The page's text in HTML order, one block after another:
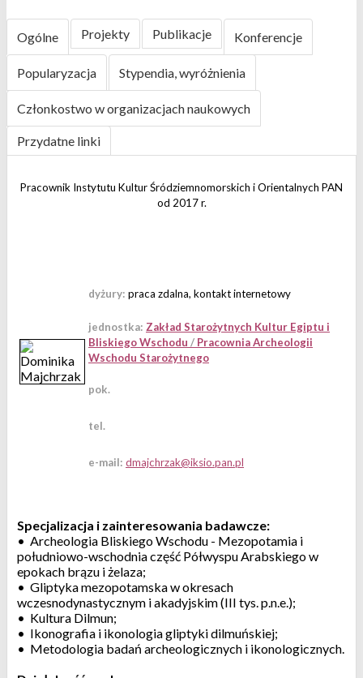
Ogólne Projekty Publikacje Konferencje
Popularyzacja Stypendia, wyróżnienia
Członkostwo w organizacjach naukowych
Przydatne linki
Pracownik Instytutu Kultur Śródziemnomorskich i Orientalnych PAN
od 2017 r.
dyżury: praca zdalna, kontakt internetowy
jednostka: Zakład Starożytnych Kultur Egiptu i
Bliskiego Wschodu / Pracownia Archeologii
Wschodu Starożytnego
pok.
tel.
e-mail:
Specjalizacja i zainteresowania badawcze:
• Archeologia Bliskiego Wschodu - Mezopotamia i
południowo-wschodnia część Półwyspu Arabskiego w
epokach brązu i żelaza;
• Gliptyka mezopotamska w okresach
wczesnodynastycznym i akadyjskim (III tys. p.n.e.);
• Kultura Dilmun;
• Ikonografia i ikonologia gliptyki dilmuńskiej;
• Metodologia badań archeologicznych i ikonologicznych.